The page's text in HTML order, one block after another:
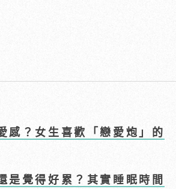
感？女生喜歡「戀愛炮」的
是覺得好累？其實睡眠時間